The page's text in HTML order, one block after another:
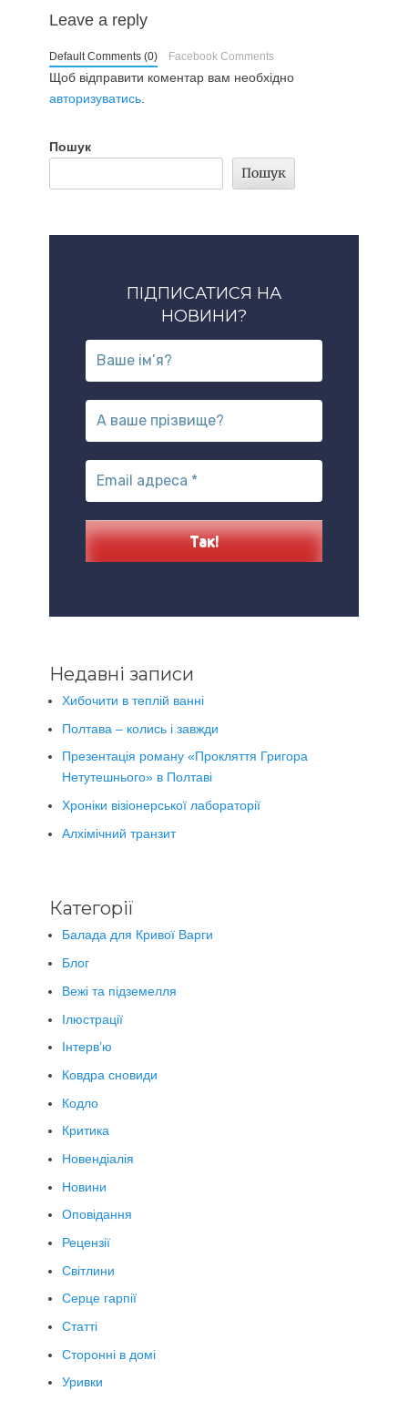
Leave a reply
Default Comments (0) Facebook Comments
Щоб відправити коментар вам необхідно
авторизуватись
Пошук
Пошук
ПІДПИСАТИСЯ НА
НОВИНИ?
Недавні записи
Хибочити в теплій ванні
Полтава – колись і завжди
Презентація роману «Прокляття Григора
Нетутешнього» в Полтаві
Хроніки візіонерської лабораторії
Алхімічний транзит
Категорії
Балада для Кривої Варги
Блог
Вежі та підземелля
Ілюстрації
Інтерв’ю
Ковдра сновиди
Кодло
Критика
Новендіалія
Новини
Оповідання
Рецензії
Світлини
Серце гарпії
Статті
Сторонні в домі
Уривки